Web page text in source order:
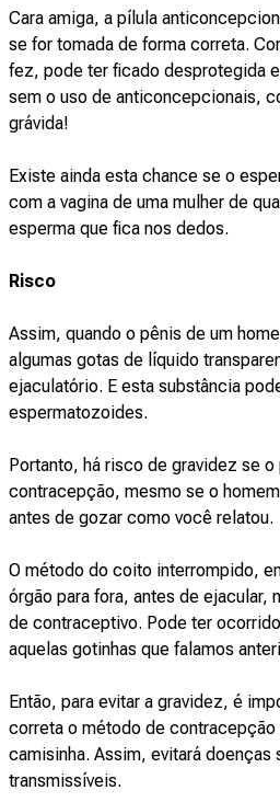
Cara amiga, a pílula
se for tomada de forma correta.
fez, pode ter ficado desprotegida
sem o uso de anticoncepcionais,
grávida!
Existe ainda esta chance se o
com a vagina de uma mulher de
esperma que fica nos dedos.
Risco
Assim, quando o pênis de um
algumas gotas de líquido
ejaculatório. E esta substância
espermatozoides.
Portanto, há risco de gravidez se o
contracepção, mesmo se o
antes de gozar como você relatou.
O método do coito interrompido,
órgão para fora, antes de ejacular,
de contraceptivo. Pode ter
aquelas gotinhas que falamos
Então, para evitar a gravidez, é
correta o método de
camisinha. Assim, evitará doenças
transmissíveis.